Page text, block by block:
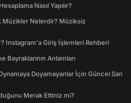
Nasıl Yapılır?
Müzikler Nelerdir? Müziksiz
Instagram'a Giriş İşlemleri Rehberi
Bayraklarının Anlamları
Doyamayanlar İçin Güncel San
Merak Ettiniz mi?